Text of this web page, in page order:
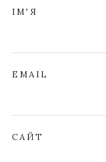
ІМ'Я
EMAIL
САЙТ